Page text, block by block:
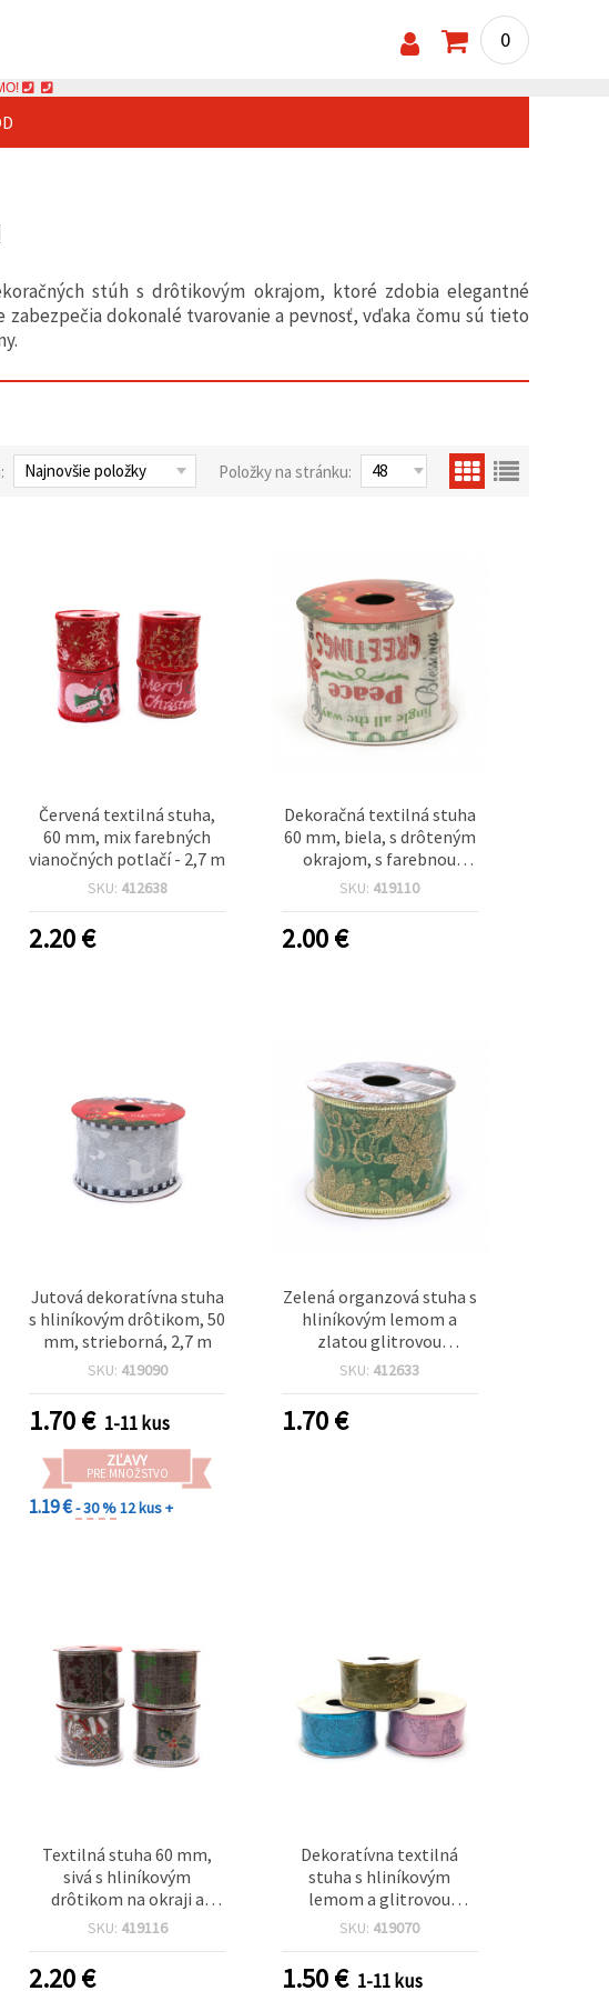
0
stúh s drôtikovým okrajom, ktoré zdobia elegantné
dokonalé tvarovanie a pevnosť, vďaka čomu sú tieto
Položky na stránku:
Červená textilná stuha,
60 mm, mix farebných
vianočných potlačí - 2,7 m
SKU: 412638
2.20€
Dekoračná textilná stuha
60 mm, biela, s drôteným
okrajom, s farebnou
potlačou pozdravov a
SKU: 419110
2.00€
Jutová dekoratívna stuha
s hliníkovým drôtikom, 50
mm, strieborná, 2,7 m
SKU: 419090
1.70€ 1-11 kus
ZĽAVY
PRE MNOŽSTVO
1.19 €- 30 %12 kus +
Zelená organzová stuha s
hliníkovým lemom a
zlatou glitrovou
potlačou, 60 mm - 2,70 m
SKU: 412633
1.70€
Textilná stuha 60 mm,
sivá s hliníkovým
drôtikom na okraji a
vianočnou potlačou, mix
SKU: 419116
2.20€
Dekoratívna textilná
stuha s hliníkovým
lemom a glitrovou
potlačou, mix vzorov, 38
SKU: 419070
1.50€ 1-11 kus